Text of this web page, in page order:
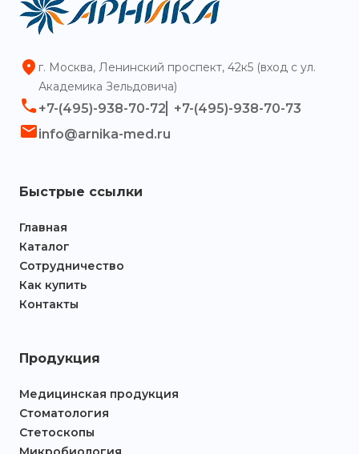
г. Москва, Ленинский проспект, 42к5 (вход с ул.
Академика Зельдовича)
+7-(495)-938-70-72
+7-(495)-938-70-73
info@arnika-med.ru
Быстрые ссылки
Главная
Каталог
Сотрудничество
Как купить
Контакты
Продукция
Медицинская продукция
Стоматология
Стетоскопы